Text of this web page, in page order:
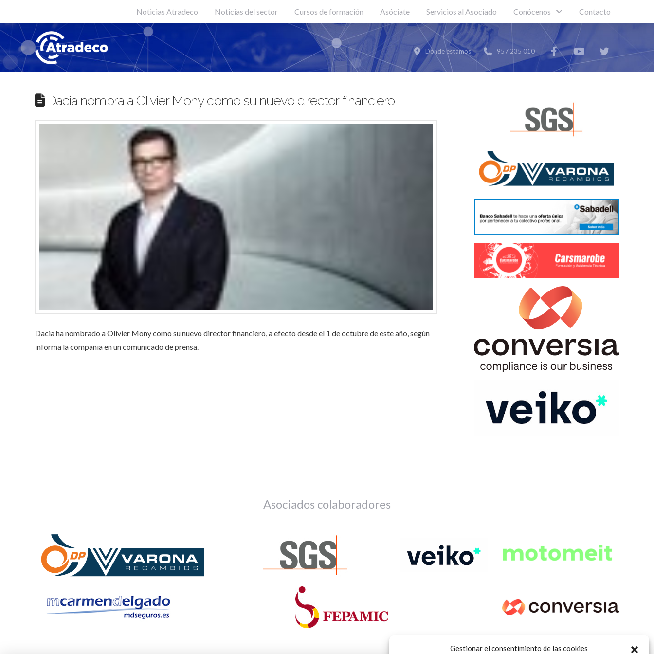
Gestionar el consentimiento de las cookies
Noticias Atradeco Noticias del sector Cursos de formación Asóciate Servicios al Asociado Conócenos Contacto
Donde estamos 957 235 010
Dacia nombra a Olivier Mony como su nuevo director financiero
Dacia ha nombrado a Olivier Mony como su nuevo director financiero, a efecto desde el 1 de octubre de este año, según
informa la compañía en un comunicado de prensa.
Asociados colaboradores